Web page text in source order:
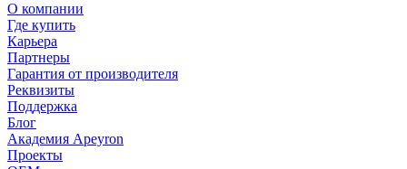
О компании
Где купить
Карьера
Партнеры
Гарантия от производителя
Реквизиты
Поддержка
Блог
Академия Apeyron
Проекты